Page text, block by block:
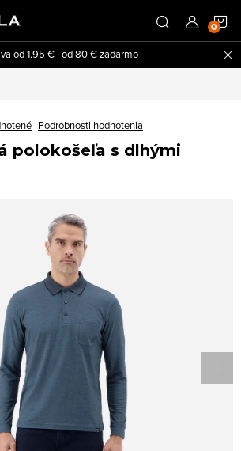
od 1.95 € | od 80 € zadarmo
Podrobnosti hodnotenia
polokošeľa s dlhými